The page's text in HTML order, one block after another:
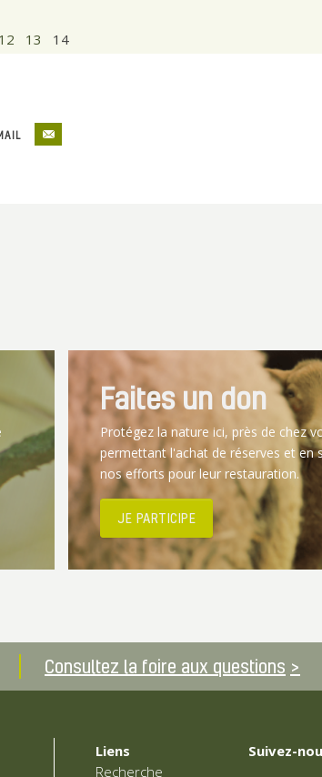
12 13 14
Faites un don
Protégez la nature ici, près de chez
permettant l'achat de réserves et en
nos efforts pour leur restauration.
JE PARTICIPE
Consultez la foire aux questions
Liens
Recherche
Suivez-